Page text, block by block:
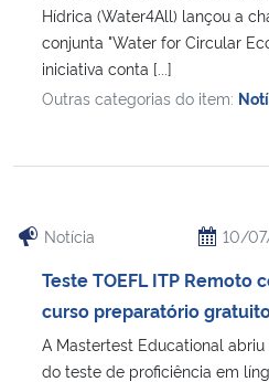
Hídrica (Water4All) lançou a
conjunta "Water for Circular
iniciativa conta [...]
Outras categorias do item:
Notícia 10/
Teste TOEFL ITP Remoto
curso preparatório
A Mastertest Educational
do teste de proficiência em